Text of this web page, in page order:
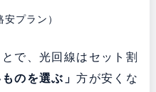
プラン）
で、光回線はセット割
ものを選ぶ」方が安くな